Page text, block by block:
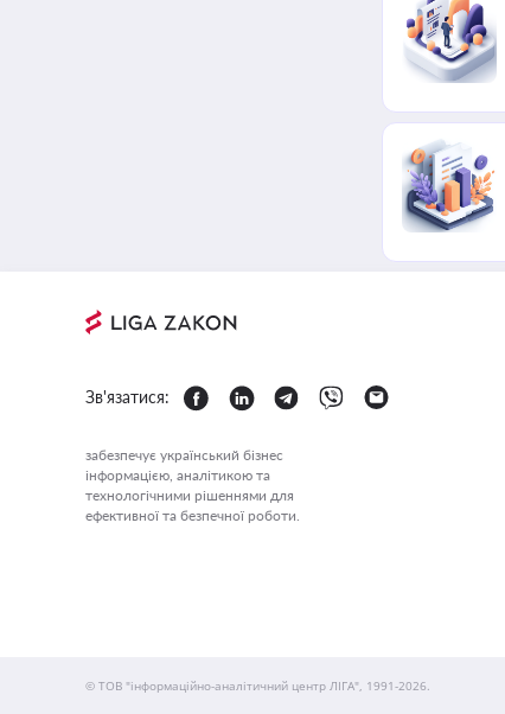
Зв'язатися:
забезпечує український бізнес
інформацією, аналітикою та
технологічними рішеннями для
ефективної та безпечної роботи.
© ТОВ "інформаційно-аналітичний центр ЛІГА", 1991-2026.